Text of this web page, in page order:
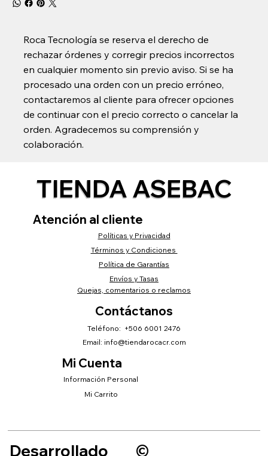
Roca Tecnología se reserva el derecho de
rechazar órdenes y corregir precios incorrectos
en cualquier momento sin previo aviso. Si se ha
procesado una orden con un precio erróneo,
contactaremos al cliente para ofrecer opciones
de continuar con el precio correcto o cancelar la
orden. Agradecemos su comprensión y
colaboración.
TIENDA ASEBAC
Atención al cliente
Políticas y Privacidad
Términos y Condiciones
Envíos y Tasas
Política de Garantías
Quejas, comentarios o reclamos
Mi Cuenta
Información Personal
Mi Carrito
Contáctanos
Teléfono: +506 6001 2476
Email: info@tiendarocacr.com
Desarrollado ©